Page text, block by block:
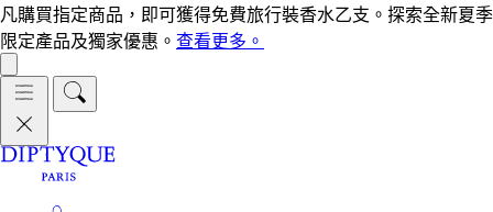
凡購買指定商品，即可獲得免費旅行裝香水乙支。探索全新夏季
限定產品及獨家優惠。 查看更多。